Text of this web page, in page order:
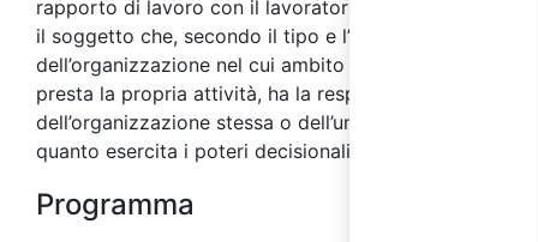
rapporto di lavoro con il lavoratore o, comunque,
il soggetto che, secondo il tipo e l’assetto
dell’organizzazione nel cui ambito il lavoratore
presta la propria attività, ha la responsabilità
dell’organizzazione stessa o dell’unità produttiva in
quanto esercita i poteri decisionali e di spesa.
Programma